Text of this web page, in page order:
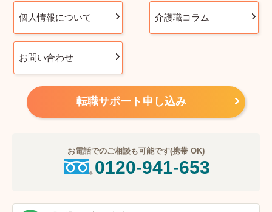
個人情報について 介護職コラム
お問い合わせ
転職サポート申し込み
お電話でのご相談も可能です(携帯 OK)
0120-941-653